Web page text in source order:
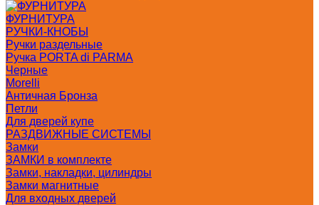
ФУРНИТУРА
РУЧКИ-КНОБЫ
Ручки раздельные
Ручка PORTA di PARMA
Черные
Morelli
Античная Бронза
Петли
Для дверей купе
РАЗДВИЖНЫЕ СИСТЕМЫ
Замки
ЗАМКИ в комплекте
Замки, накладки, цилиндры
Замки магнитные
Для входных дверей